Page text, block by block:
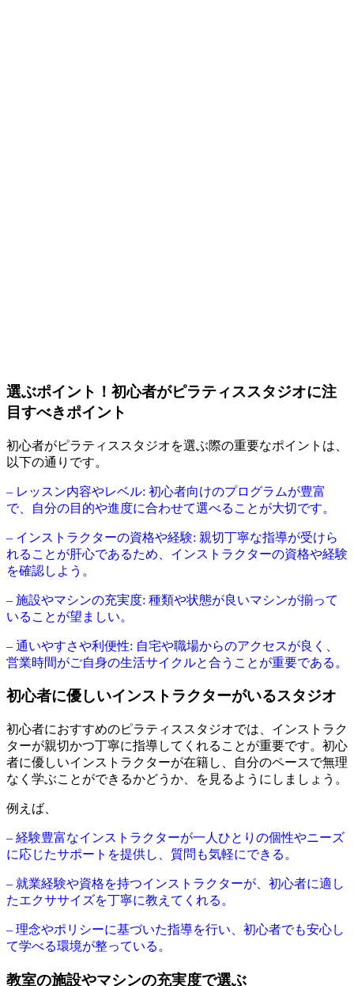
選ぶポイント！初心者がピラティススタジオに注
目すべきポイント
初心者がピラティススタジオを選ぶ際の重要なポイントは、
以下の通りです。
– レッスン内容やレベル: 初心者向けのプログラムが豊富
で、自分の目的や進度に合わせて選べることが大切です。
– インストラクターの資格や経験: 親切丁寧な指導が受けら
れることが肝心であるため、インストラクターの資格や経験
を確認しよう。
– 施設やマシンの充実度: 種類や状態が良いマシンが揃って
いることが望ましい。
– 通いやすさや利便性: 自宅や職場からのアクセスが良く、
営業時間がご自身の生活サイクルと合うことが重要である。
初心者に優しいインストラクターがいるスタジオ
初心者におすすめのピラティススタジオでは、インストラク
ターが親切かつ丁寧に指導してくれることが重要です。初心
者に優しいインストラクターが在籍し、自分のペースで無理
なく学ぶことができるかどうか、を見るようにしましょう。
例えば、
– 経験豊富なインストラクターが一人ひとりの個性やニーズ
に応じたサポートを提供し、質問も気軽にできる。
– 就業経験や資格を持つインストラクターが、初心者に適し
たエクササイズを丁寧に教えてくれる。
– 理念やポリシーに基づいた指導を行い、初心者でも安心し
て学べる環境が整っている。
教室の施設やマシンの充実度で選ぶ